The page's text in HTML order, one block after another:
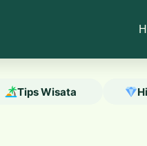
Tips Wisata